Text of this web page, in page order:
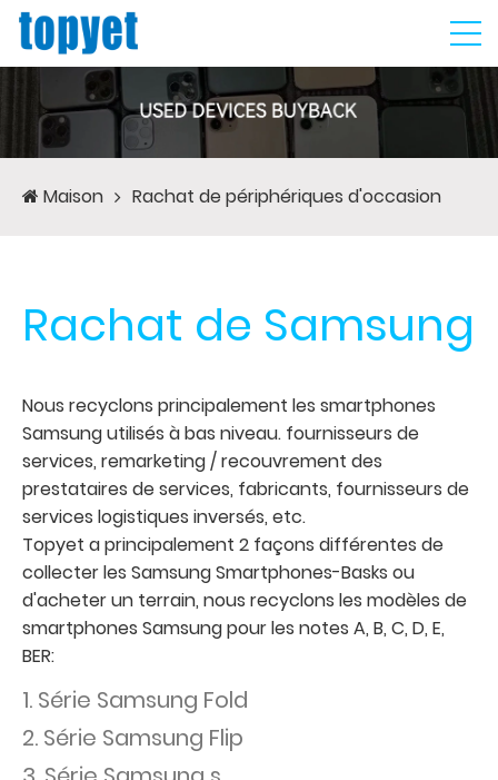
Maison Rachat de périphériques d'occasion
Rachat de Samsung
Nous recyclons principalement les smartphones
Samsung utilisés à bas niveau. fournisseurs de
services, remarketing / recouvrement des
prestataires de services, fabricants, fournisseurs de
services logistiques inversés, etc.
Topyet a principalement 2 façons différentes de
collecter les Samsung Smartphones-Basks ou
d'acheter un terrain, nous recyclons les modèles de
smartphones Samsung pour les notes A, B, C, D, E,
BER:
1. Série Samsung Fold
2. Série Samsung Flip